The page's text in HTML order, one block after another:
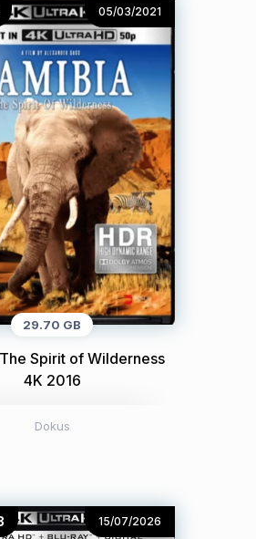
05/03/2021
29.70 GB
Spirit of Wilderness
4K 2016
Dokus
15/07/2026